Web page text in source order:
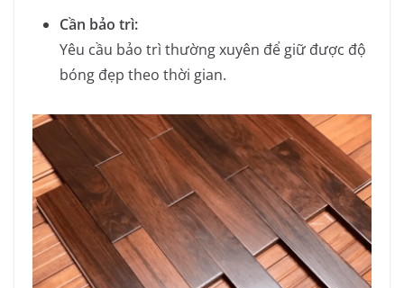
Cần bảo trì:
Yêu cầu bảo trì thường xuyên để giữ được độ
bóng đẹp theo thời gian.